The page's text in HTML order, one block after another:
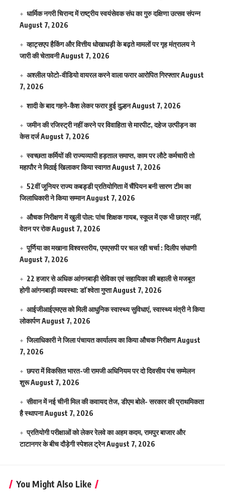
धार्मिक नगरी चिरान्द में राष्ट्रीय स्वयंसेवक संघ का गुरु दक्षिणा उत्सव संपन्न
August 7, 2026
व्हाट्सएप हैकिंग और वित्तीय धोखाधड़ी के बढ़ते मामलों पर गृह मंत्रालय ने
जारी की चेतावनीAugust 7, 2026
अश्लील फोटो-वीडियो वायरल करने वाला फरार आरोपित गिरफ्तारAugust
7, 2026
शादी के बाद गहने-कैश लेकर फरार हुई दुल्हनAugust 7, 2026
जमीन की रजिस्ट्री नहीं करने पर विवाहिता से मारपीट, दहेज उत्पीड़न का
केस दर्जAugust 7, 2026
स्वच्छता कर्मियों की राज्यव्यापी हड़ताल समाप्त, काम पर लौटे कर्मचारी तो
महापौर ने मिठाई खिलाकर किया स्वागतAugust 7, 2026
52वीं जूनियर राज्य कबड्डी प्रतियोगिता में चैंपियन बनी सारण टीम का
जिलाधिकारी ने किया सम्मानAugust 7, 2026
औचक निरीक्षण में खुली पोल: पांच शिक्षक गायब, स्कूल में एक भी छात्र नहीं,
वेतन पर रोकAugust 7, 2026
पूर्णिया का मखाना विश्वस्तरीय, एमएसपी पर चल रही चर्चा : दिलीप संघाणी
August 7, 2026
22 हजार से अधिक आंगनबाड़ी सेविका एवं सहायिका की बहाली से मजबूत
होगी आंगनबाड़ी व्यवस्था: डाॅ श्वेता गुप्ताAugust 7, 2026
आईजीआईएमएस काे मिली आधुनिक स्वास्थ्य सुविधाएं, स्वास्थ्य मंत्री ने किया
लोकार्पणAugust 7, 2026
जिलाधिकारी ने जिला पंचायत कार्यालय का किया औचक निरीक्षणAugust
7, 2026
छपरा में विकसित भारत-जी रामजी अधिनियम पर दो दिवसीय पंच सम्मेलन
शुरूAugust 7, 2026
सीवान में नई चीनी मिल की कवायद तेज, डीएम बोले- सरकार की प्राथमिकता
है स्थापनाAugust 7, 2026
प्रतियोगी परीक्षाओं को लेकर रेलवे का अहम कदम, रामपुर बाजार और
टाटानगर के बीच दौड़ेगी स्पेशल ट्रेनAugust 7, 2026
You Might Also Like